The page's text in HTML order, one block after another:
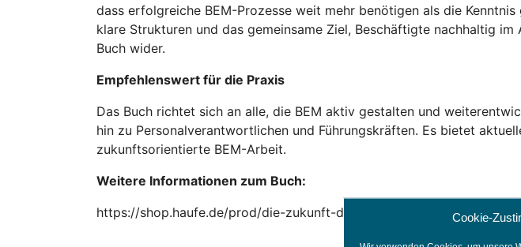
Cookie-
dass erfolgreiche BEM-Prozesse weit mehr benötigen als die
klare Strukturen und das gemeinsame Ziel, Beschäftigte nachhaltig
Buch wider.
Empfehlenswert für die Praxis
Das Buch richtet sich an alle, die BEM aktiv gestalten und
hin zu Personalverantwortlichen und Führungskräften. Es bietet
zukunftsorientierte BEM-Arbeit.
Weitere Informationen zum Buch:
https://shop.haufe.de/prod/die-zukunft-des-betrieblichen-